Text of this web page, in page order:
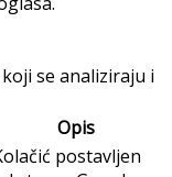
se analiziraju i
Opis
postavljen